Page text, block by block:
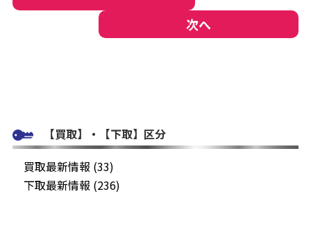
次へ
【買取】・【下取】区分
買取最新情報 (33)
下取最新情報 (236)